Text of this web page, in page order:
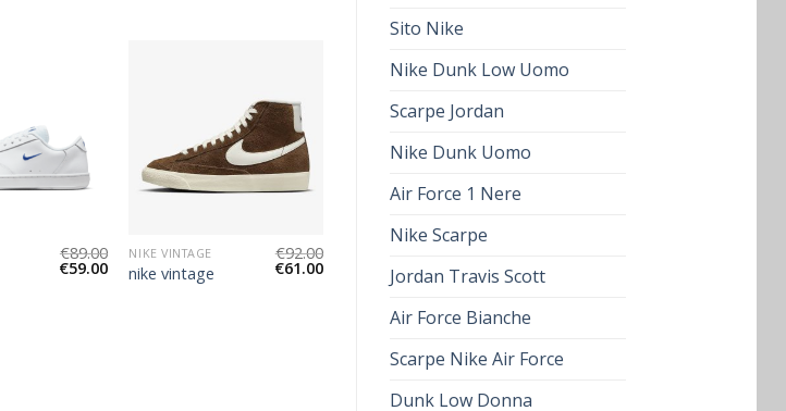
Sito Nike
Nike Dunk Low Uomo
Scarpe Jordan
Nike Dunk Uomo
Air Force 1 Nere
Nike Scarpe
Jordan Travis Scott
Air Force Bianche
Scarpe Nike Air Force
Dunk Low Donna
€89.00
€59.00
NIKE VINTAGE
nike vintage
€92.00
€61.00